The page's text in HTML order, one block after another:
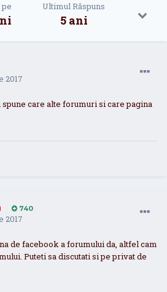
Ultimul Răspuns
5 ani
2017
care alte forumuri si care pagina
740
2017
de facebook a forumului da, altfel cam
Puteti sa discutati si pe privat de